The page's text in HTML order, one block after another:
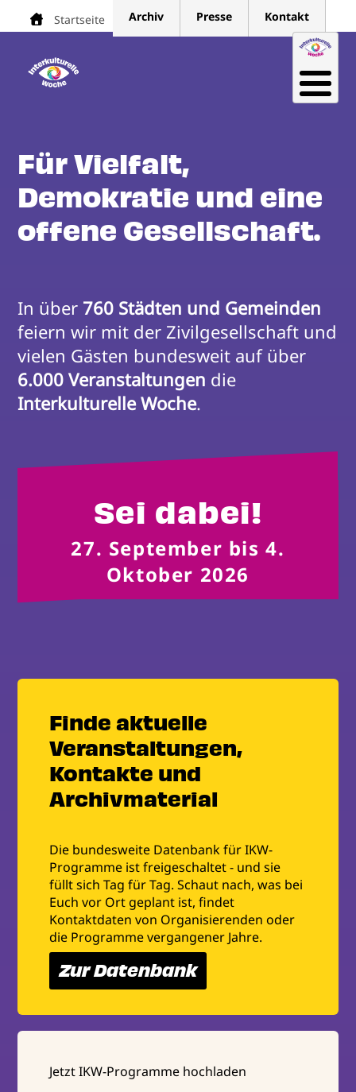
Direkt
Pfadnavigation
Startseite Archiv Presse Kontakt
Für Vielfalt,
Demokratie und eine
offene Gesellschaft.
In über 760 Städten und Gemeinden
feiern wir mit der Zivilgesellschaft und
6.000 Veranstaltungen
Interkulturelle Woche.
Sei dabei!
27. September bis 4.
Oktober 2026
Finde aktuelle
Veranstaltungen,
Kontakte und
Archivmaterial
Die bundesweite Datenbank für IKW-
Programme ist freigeschaltet - und sie
füllt sich Tag für Tag. Schaut nach, was bei
Euch vor Ort geplant ist, findet
Kontaktdaten von Organisierenden oder
die Programme vergangener Jahre.
Zur Datenbank
Jetzt IKW-Programme hochladen